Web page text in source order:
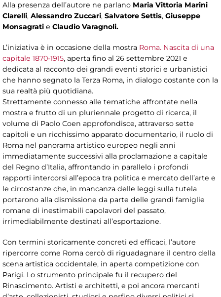
Alla presenza dell’autore ne parlano Maria Vittoria Marini
Clarelli, Alessandro Zuccari, Salvatore Settis, Giuseppe
Monsagrati e Claudio Varagnoli.
L’iniziativa è in occasione della mostra Roma. Nascita di una
capitale 1870-1915, aperta fino al 26 settembre 2021 e
dedicata al racconto dei grandi eventi storici e urbanistici
che hanno segnato la Terza Roma, in dialogo costante con la
sua realtà più quotidiana.
Strettamente connesso alle tematiche affrontate nella
mostra e frutto di un pluriennale progetto di ricerca, il
volume di Paolo Coen approfondisce, attraverso sette
capitoli e un ricchissimo apparato documentario, il ruolo di
Roma nel panorama artistico europeo negli anni
immediatamente successivi alla proclamazione a capitale
del Regno d’Italia, affrontando in parallelo i profondi
rapporti intercorsi all’epoca tra politica e mercato dell’arte e
le circostanze che, in mancanza delle leggi sulla tutela
portarono alla dismissione da parte delle grandi famiglie
romane di inestimabili capolavori del passato,
irrimediabilmente destinati all’esportazione.
Con termini storicamente concreti ed efficaci, l’autore
ripercorre come Roma cercò di riguadagnare il centro della
scena artistica occidentale, in aperta competizione con
Parigi. Lo strumento principale fu il recupero del
Rinascimento. Artisti e architetti, e poi ancora mercanti